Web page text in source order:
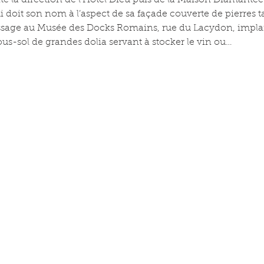
doit son nom à l’aspect de sa façade couverte de pierres
au Musée des Docks Romains, rue du Lacydon,
sol de grandes dolia servant à stocker le vin ou…